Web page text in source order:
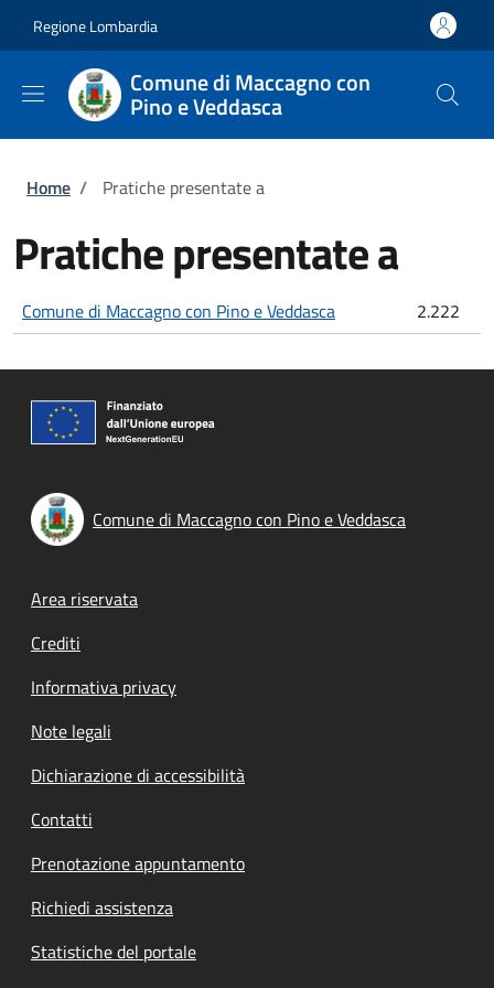
Regione Lombardia
Comune di Maccagno con
Pino e Veddasca
Briciole di pane
Home / Pratiche presentate a
Pratiche presentate a
Comune di Maccagno con Pino e Veddasca 2.222
Comune di Maccagno con Pino e Veddasca
Footer menu
Area riservata
Crediti
Informativa privacy
Note legali
Dichiarazione di accessibilità
Contatti
Prenotazione appuntamento
Richiedi assistenza
Statistiche del portale